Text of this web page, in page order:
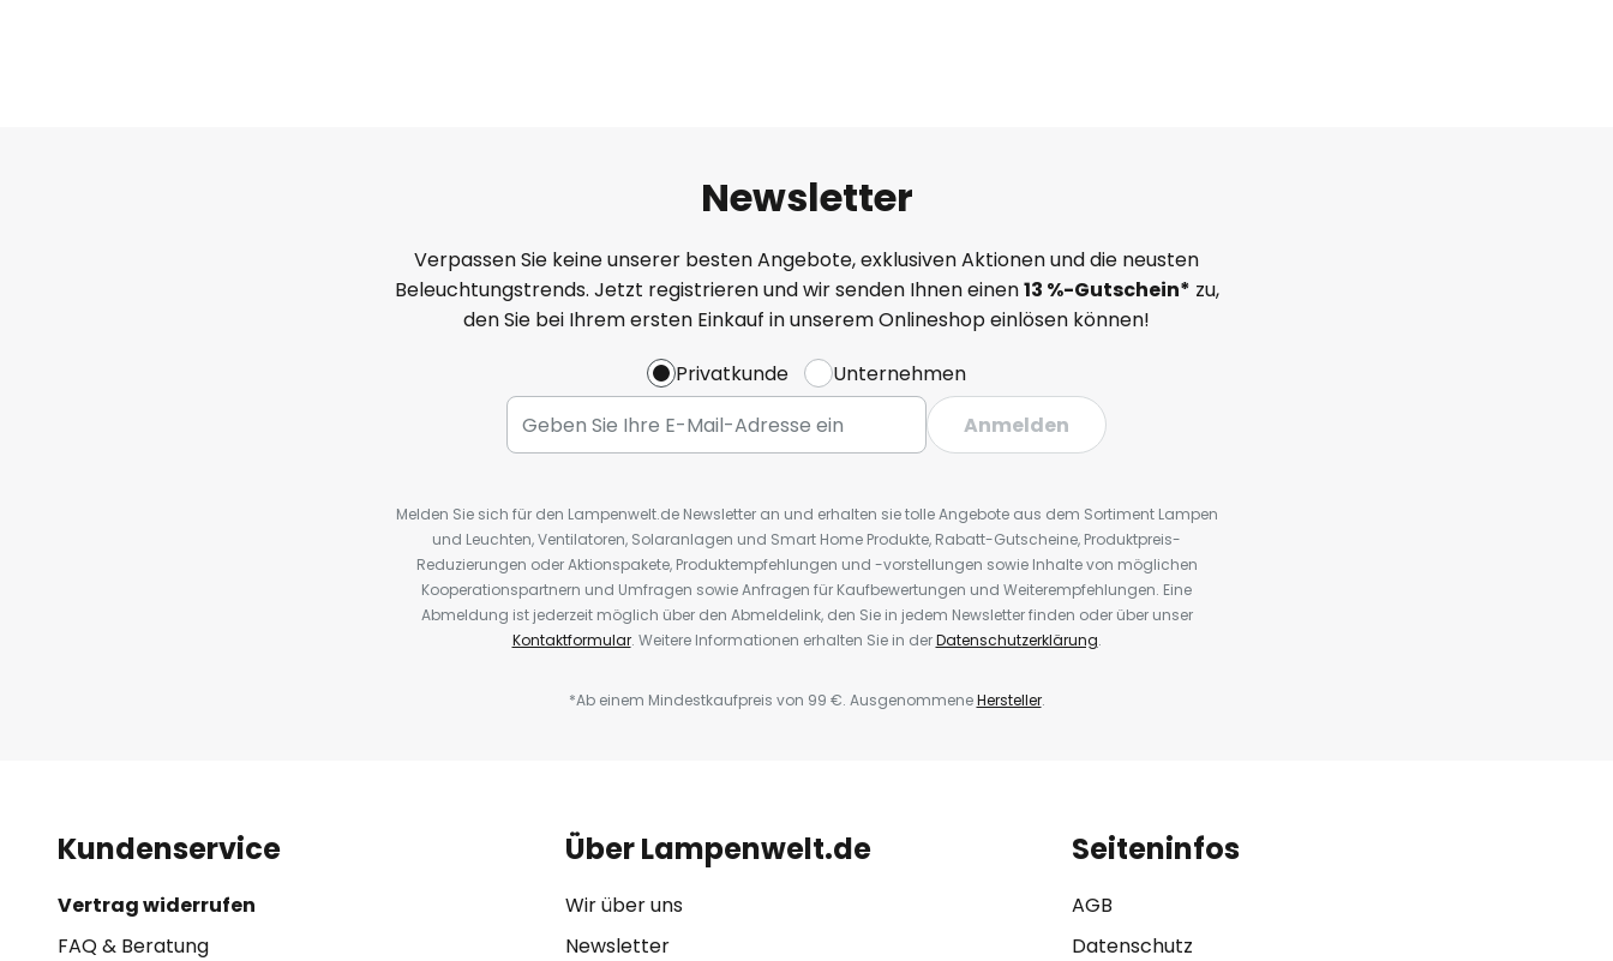
Newsletter
Verpassen Sie keine unserer besten Angebote, exklusiven Aktionen und die neusten
Beleuchtungstrends. Jetzt registrieren und wir senden Ihnen einen13 %-Gutschein* zu,
den Sie bei Ihrem ersten Einkauf in unserem Onlineshop einlösen können!
Privatkunde
Unternehmen
Anmelden
Melden Sie sich für den Lampenwelt.de Newsletter an und erhalten sie tolle Angebote aus dem Sortiment Lampen
und Leuchten, Ventilatoren, Solaranlagen und Smart Home Produkte, Rabatt-Gutscheine, Produktpreis-
Reduzierungen oder Aktionspakete, Produktempfehlungen und -vorstellungen sowie Inhalte von möglichen
Kooperationspartnern und Umfragen sowie Anfragen für Kaufbewertungen und Weiterempfehlungen. Eine
Abmeldung ist jederzeit möglich über den Abmeldelink, den Sie in jedem Newsletter finden oder über unser
Kontaktformular. Weitere Informationen erhalten Sie in derDatenschutzerklärung.
*Ab einem Mindestkaufpreis von 99 €. AusgenommeneHersteller.
Kundenservice
Vertrag widerrufen
FAQ & Beratung
Über Lampenwelt.de
Wir über uns
Newsletter
Seiteninfos
AGB
Datenschutz